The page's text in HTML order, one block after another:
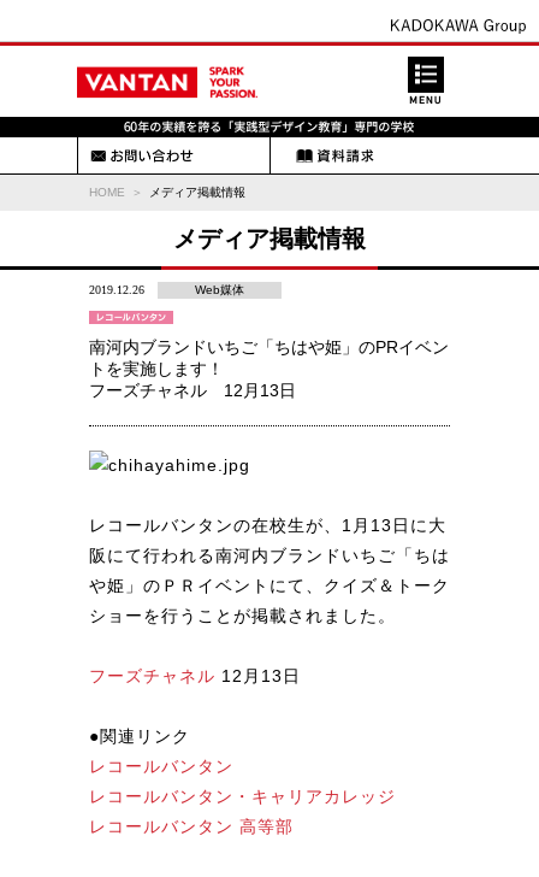
HOME メディア掲載情報
メディア掲載情報
2019.12.26 Web媒体
南河内ブランドいちご「ちはや姫」のPRイベン
トを実施します！
フーズチャネル 12月13日
レコールバンタンの在校生が、1月13日に大
阪にて行われる南河内ブランドいちご「ちは
や姫」のＰＲイベントにて、クイズ＆トーク
ショーを行うことが掲載されました。
フーズチャネル 12月13日
●関連リンク
レコールバンタン
レコールバンタン・キャリアカレッジ
レコールバンタン 高等部